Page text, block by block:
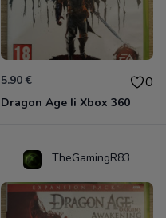
5.90 € 0
Dragon Age Ii Xbox 360
TheGamingR83